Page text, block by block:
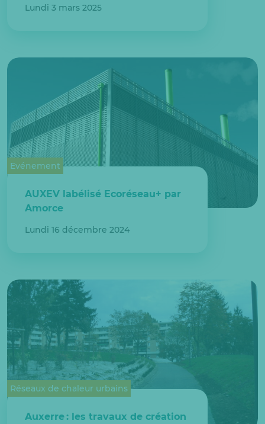
Lundi 3 mars 2025
Evénement
AUXEV labélisé Ecoréseau+ par
Amorce
Lundi 16 décembre 2024
Réseaux de chaleur urbains
Auxerre : les travaux de création